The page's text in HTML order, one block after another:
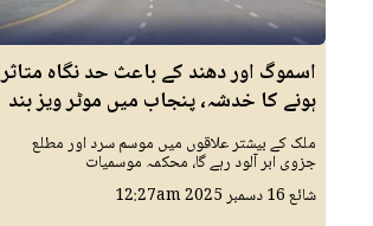
اسموگ اور دھند کے باعث حد نگاہ متاثر
ہونے کا خدشہ، پنجاب میں موٹر ویز بند
ملک کے بیشتر علاقوں میں موسم سرد اور مطلع
جزوی ابر آلود رہے گا، محکمہ موسمیات
شائع16 دسمبر 2025 12:27am